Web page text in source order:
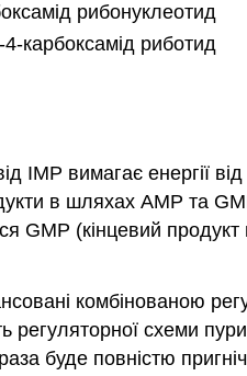
рибонуклеотид
карбоксамід риботид
IMP вимагає енергії
в шляхах AMP та
GMP (кінцевий
комбінованою
регуляторної схеми
буде повністю